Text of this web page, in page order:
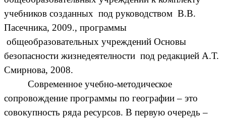
учебников созданных под руководством В.В.
Пасечника, 2009., программы
общеобразовательных учреждений Основы
безопасности жизнедеятелности под редакцией А.Т.
Смирнова, 2008.
Современное учебно-методическое
сопровождение программы по географии – это
совокупность ряда ресурсов. В первую очередь –